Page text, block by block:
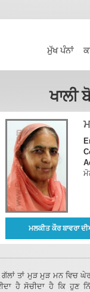
ਮੁੱਖ ਪੰਨਾਂ
ਖਾਲੀ
ਮਲਕੀਤ ਕੌਰ ਬਾਵਰਾ
ਤਾਂ ਮੁੜ ਮੁੜ ਮਨ ਵਿਚ
ਹੈ ਸੋਚੀਦਾ ਹੈ ਕਿ ਹੁਣ